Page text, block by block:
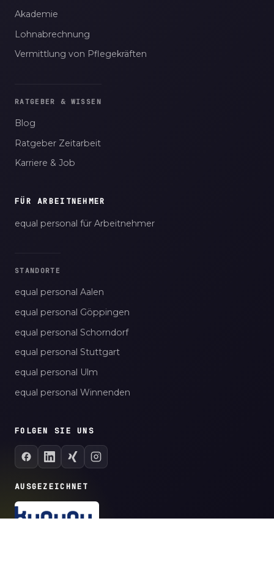
Akademie
Lohnabrechnung
Vermittlung von Pflegekräften
RATGEBER & WISSEN
Blog
Ratgeber Zeitarbeit
Karriere & Job
FÜR ARBEITNEHMER
equal personal für Arbeitnehmer
STANDORTE
equal personal Aalen
equal personal Göppingen
equal personal Schorndorf
equal personal Stuttgart
equal personal Ulm
equal personal Winnenden
FOLGEN SIE UNS
AUSGEZEICHNET